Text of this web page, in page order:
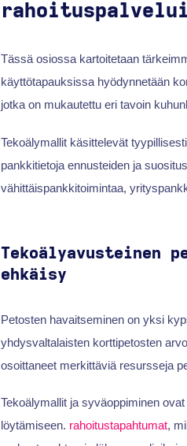
Tässä osiossa kartoitetaan
käyttötapauksissa hyödynnetään
jotka on mukautettu eri tavoin
Tekoälymallit käsittelevät
pankkitietoja ennusteiden ja
vähittäispankkitoimintaa,
Tekoälyavusteinen
ehkäisy
Petosten havaitseminen on yksi
yhdysvaltalaisten korttipetosten
osoittaneet merkittäviä resursseja
Tekoälymallit ja syväoppiminen
löytämiseen. rahoitustapahtumat,